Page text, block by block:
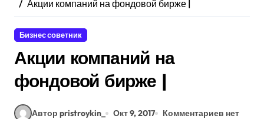
Акции компаний на фондовой бирже |
Бизнес советник
Акции компаний на
фондовой бирже |
Автор pristroykin_ Окт 9, 2017 Комментариев нет